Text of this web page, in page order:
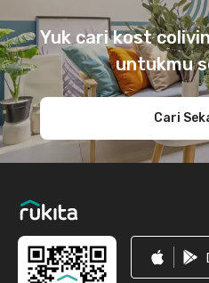
Yuk cari kost
untukmu
Cari